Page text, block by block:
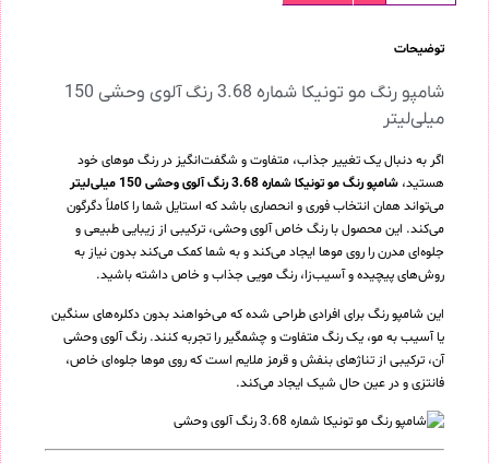
توضیحات
شامپو رنگ مو تونیکا شماره 3.68 رنگ آلوی وحشی 150
میلی‌لیتر
اگر به دنبال یک تغییر جذاب، متفاوت و شگفت‌انگیز در رنگ موهای خود
هستید، شامپو رنگ مو تونیکا شماره 3.68 رنگ آلوی وحشی 150 میلی‌لیتر
می‌تواند همان انتخاب فوری و انحصاری باشد که استایل شما را کاملاً دگرگون
می‌کند. این محصول با رنگ خاص آلوی وحشی، ترکیبی از زیبایی طبیعی و
جلوه‌ای مدرن را روی موها ایجاد می‌کند و به شما کمک می‌کند بدون نیاز به
روش‌های پیچیده و آسیب‌زا، رنگ مویی جذاب و خاص داشته باشید.
این شامپو رنگ برای افرادی طراحی شده که می‌خواهند بدون دکلره‌های سنگین
یا آسیب به مو، یک رنگ متفاوت و چشمگیر را تجربه کنند. رنگ آلوی وحشی
آن، ترکیبی از تناژهای بنفش و قرمز ملایم است که روی موها جلوه‌ای خاص،
فانتزی و در عین حال شیک ایجاد می‌کند.